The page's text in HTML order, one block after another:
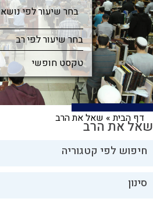
בחר שיעור לפי נושא
בחר שיעור לפי נושא
בחר שיעור לפי רב
דף הבית» שאל את הרבשאל את הרב
חיפוש לפי קטגוריה
סינון